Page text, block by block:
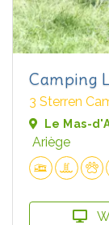
Camping
3 Sterren
Le Mas-
Ariège